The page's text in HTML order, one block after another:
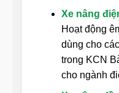
Xe nâng
Hoạt động
dùng cho
trong KCN
cho ngành